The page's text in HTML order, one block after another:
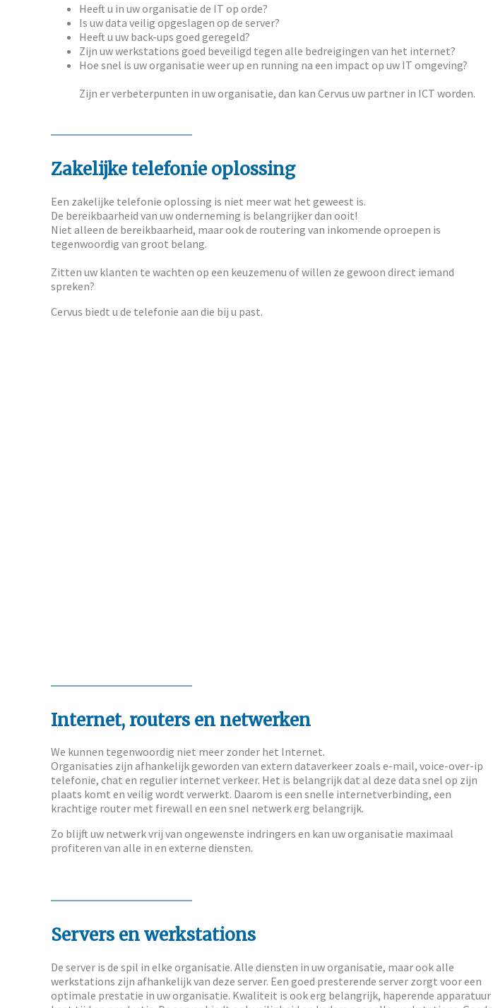
Heeft u in uw organisatie de IT op orde?
Is uw data veilig opgeslagen op de server?
Heeft u uw back-ups goed geregeld?
Zijn uw werkstations goed beveiligd tegen alle bedreigingen van het internet?
Hoe snel is uw organisatie weer up en running na een impact op uw IT omgeving?
Zijn er verbeterpunten in uw organisatie, dan kan Cervus uw partner in ICT worden.
Zakelijke telefonie oplossing
Een zakelijke telefonie oplossing is niet meer wat het geweest is.
De bereikbaarheid van uw onderneming is belangrijker dan ooit!
Niet alleen de bereikbaarheid, maar ook de routering van inkomende oproepen is
tegenwoordig van groot belang.
Zitten uw klanten te wachten op een keuzemenu of willen ze gewoon direct iemand
spreken?
Cervus biedt u de telefonie aan die bij u past.
Internet, routers en netwerken
We kunnen tegenwoordig niet meer zonder het Internet.
Organisaties zijn afhankelijk geworden van extern dataverkeer zoals e-mail, voice-over-ip
telefonie, chat en regulier internet verkeer. Het is belangrijk dat al deze data snel op zijn
plaats komt en veilig wordt verwerkt. Daarom is een snelle internetverbinding, een
krachtige router met firewall en een snel netwerk erg belangrijk.
Zo blijft uw netwerk vrij van ongewenste indringers en kan uw organisatie maximaal
profiteren van alle in en externe diensten.
Servers en werkstations
De server is de spil in elke organisatie. Alle diensten in uw organisatie, maar ook alle
werkstations zijn afhankelijk van deze server. Een goed presterende server zorgt voor een
optimale prestatie in uw organisatie. Kwaliteit is ook erg belangrijk, haperende apparatuur